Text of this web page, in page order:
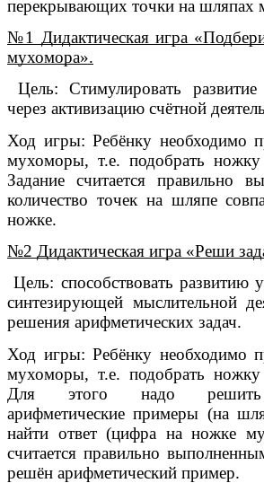
перекрывающих точки на шляпах
№1 Дидактическая игра
мухомора».
Цель: Стимулировать
через активизацию счётной
Ход игры: Ребёнку необходимо
мухоморы, т.е. подобрать
Задание считается правильно
количество точек на шляпе
ножке.
№2 Дидактическая игра «Реши
Цель: способствовать развитию
синтезирующей мыслительной
решения арифметических задач.
Ход игры: Ребёнку необходимо
мухоморы, т.е. подобрать
Для этого надо решить
арифметические примеры (на
найти ответ (цифра на ножке
считается правильно
решён арифметический пример.